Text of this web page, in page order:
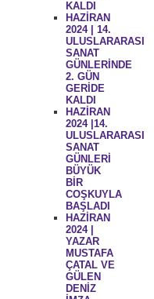
KALDI
HAZİRAN
2024 | 14.
ULUSLARARASI
SANAT
GÜNLERİNDE
2. GÜN
GERİDE
KALDI
HAZİRAN
2024 |14.
ULUSLARARASI
SANAT
GÜNLERİ
BÜYÜK
BİR
COŞKUYLA
BAŞLADI
HAZİRAN
2024 |
YAZAR
MUSTAFA
ÇATAL VE
GÜLEN
DENİZ